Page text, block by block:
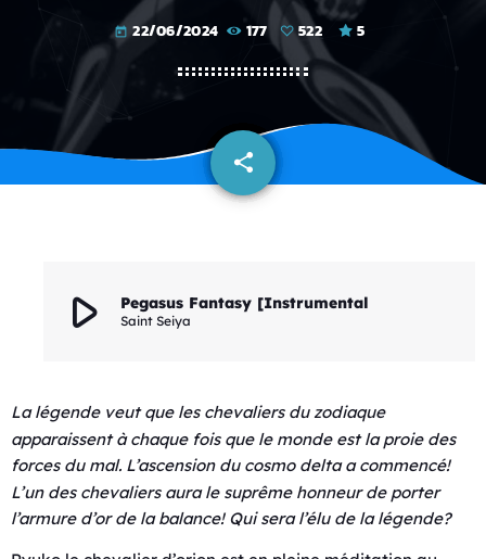
today 22/06/2024 177 522 5
share
email
play_arrow Pegasus Fantasy [Instrumental
Saint Seiya
La légende veut que les chevaliers du zodiaque
apparaissent à chaque fois que le monde est la proie des
forces du mal. L’ascension du cosmo delta a commencé!
L’un des chevaliers aura le suprême honneur de porter
l’armure d’or de la balance! Qui sera l’élu de la légende?